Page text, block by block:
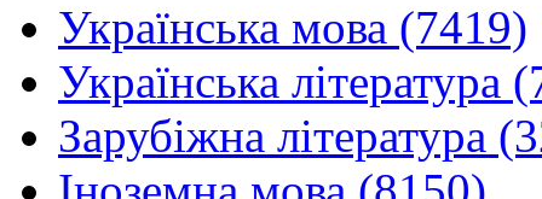
Українська мова (7419)
Українська література
Зарубіжна література